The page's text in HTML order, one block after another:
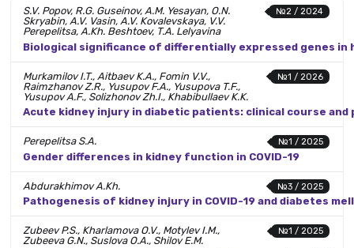
№2 / 2024
S.V. Popov, R.G. Guseinov, A.M. Yesayan, O.N.
Skryabin, A.V. Vasin, A.V. Kovalevskaya, V.V.
Perepelitsa, A.Kh. Beshtoev, T.A. Lelyavina
Biological significance of differentially expressed genes in
№1 / 2026
Murkamilov I.T., Aitbaev K.A., Fomin V.V.,
Raimzhanov Z.R., Yusupov F.A., Yusupova T.F.,
Yusupov A.F., Solizhonov Zh.I., Khabibullaev K.K.
Acute kidney injury in diabetic patients: clinical course and
№1 / 2025
Perepelitsa S.A.
Gender differences in kidney function in COVID-19
№3 / 2025
Abdurakhimov A.Kh.
Pathogenesis of kidney injury in COVID-19 and diabetes
№1 / 2025
Zubeev P.S., Kharlamova O.V., Motylev I.M.,
Zubeeva G.N., Suslova O.A., Shilov E.M.